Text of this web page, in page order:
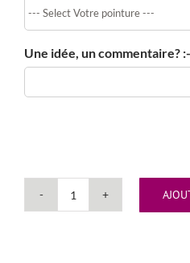
Une idée, un commentaire? :-
quantité